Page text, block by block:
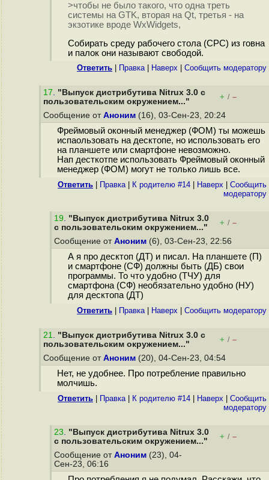
>чтобы не было такого, что одна треть
системы на GTK, вторая на Qt, третья - на
экзотике вроде WxWidgets,
Собирать среду рабочего стола (СРС) из говна
и палок они называют свободой.
Ответить Правка| Наверх Cообщить модератору
17. "Выпуск дистрибутива Nitrux 3.0 с
пользовательским окружением..."
+ / –
Сообщение от Аноним (16), 03-Сен-23, 20:24
Фреймовый оконный менеджер (ФОМ) ты можешь
испаользовать на десктопе, но использовать его
на планшете или смартфоне невозможно.
Нап десткотпе использовать Фреймовый оконный
менеджер (ФОМ) могут не только лишь все.
Ответить Правка| К родителю #14 Наверх
Cообщить
модератору
19. "Выпуск дистрибутива Nitrux 3.0
с пользовательским окружением..."
+ / –
Сообщение от Аноним (6), 03-Сен-23, 22:56
А я про десктоп (ДТ) и писал. На планшете (П)
и смартфоне (СФ) должны быть (ДБ) свои
программы. То что удобно (ТЧУ) для
смартфона (СФ) необязательно удобно (НУ)
для десктопа (ДТ)
Ответить Правка| Наверх Cообщить модератору
21. "Выпуск дистрибутива Nitrux 3.0 с
пользовательским окружением..."
+ / –
Сообщение от Аноним (20), 04-Сен-23, 04:54
Нет, не удобнее. Про потребление правильно
молчишь.
Ответить Правка| К родителю #14 Наверх
Cообщить
модератору
23. "Выпуск дистрибутива Nitrux 3.0
с пользовательским окружением..."
+ / –
Сообщение от Аноним (23), 04-
Сен-23, 06:16